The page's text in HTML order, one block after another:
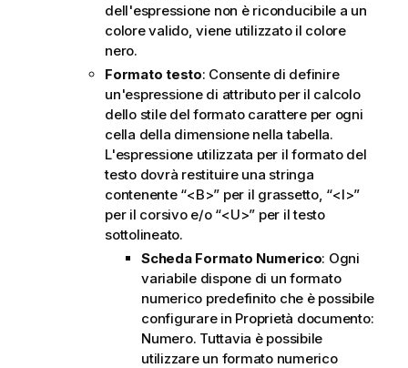
dell'espressione non è riconducibile a un
colore valido, viene utilizzato il colore
nero.
Formato testo: Consente di definire
un'espressione di attributo per il calcolo
dello stile del formato carattere per ogni
cella della dimensione nella tabella.
L'espressione utilizzata per il formato del
testo dovrà restituire una stringa
contenente “<B>” per il grassetto, “<I>”
per il corsivo e/o “<U>” per il testo
sottolineato.
Scheda Formato Numerico: Ogni
variabile dispone di un formato
numerico predefinito che è possibile
configurare in Proprietà documento:
Numero. Tuttavia è possibile
utilizzare un formato numerico